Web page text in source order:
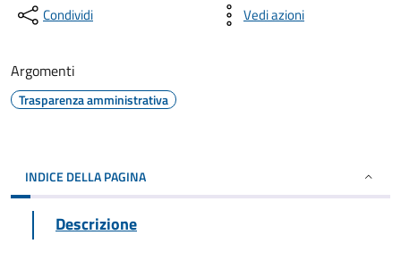
Condividi Vedi azioni
Argomenti
Trasparenza amministrativa
INDICE DELLA PAGINA
Descrizione